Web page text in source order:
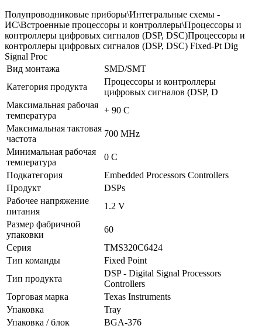
Полупроводниковые приборы\Интегральные схемы -
ИС\Встроенные процессоры и контроллеры\Процессоры и
контроллеры цифровых сигналов (DSP, DSC)Процессоры и
контроллеры цифровых сигналов (DSP, DSC) Fixed-Pt Dig
Signal Proc
Вид монтажа
SMD/SMT
Категория продукта
Процессоры и контроллеры
цифровых сигналов (DSP, D
Максимальная рабочая
температура
+ 90 C
Максимальная тактовая
частота
700 MHz
Минимальная рабочая
температура
0 C
Подкатегория
Embedded Processors Controllers
Продукт
DSPs
Рабочее напряжение
питания
1.2 V
Размер фабричной
упаковки
60
Серия
TMS320C6424
Тип команды
Fixed Point
Тип продукта
DSP - Digital Signal Processors
Controllers
Торговая марка
Texas Instruments
Упаковка
Tray
Упаковка / блок
BGA-376